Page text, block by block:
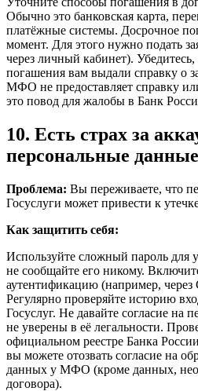
Обычно это банковская карта,
платёжные системы. Досрочное
момент. Для этого нужно подать
через личный кабинет).
погашения вам выдали справку о
МФО не предоставляет справку
это повод для жалобы в Банк
10. Есть страх за
персональные данные
Проблема: Вы переживаете, что
Госуслуги может привести к
Как защитить себя:
Используйте сложный пароль для
не сообщайте его никому.
аутентификацию (например,
Регулярно проверяйте историю
Госуслуг. Не давайте согласие
не уверены в её легальности.
официальном реестре Банка
вы можете отозвать согласие на
данных у МФО (кроме данных,
договора).